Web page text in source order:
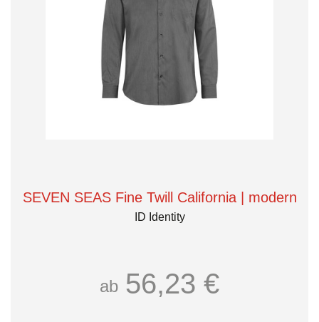
SEVEN SEAS Fine Twill California | modern
ID Identity
ab 56,23 €